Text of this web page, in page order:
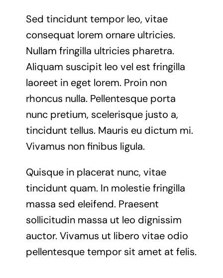
Sed tincidunt tempor leo, vitae
consequat lorem ornare ultricies.
Nullam fringilla ultricies pharetra.
Aliquam suscipit leo vel est fringilla
laoreet in eget lorem. Proin non
rhoncus nulla. Pellentesque porta
nunc pretium, scelerisque justo a,
tincidunt tellus. Mauris eu dictum mi.
Vivamus non finibus ligula.
Quisque in placerat nunc, vitae
tincidunt quam. In molestie fringilla
massa sed eleifend. Praesent
sollicitudin massa ut leo dignissim
auctor. Vivamus ut libero vitae odio
pellentesque tempor sit amet at felis.